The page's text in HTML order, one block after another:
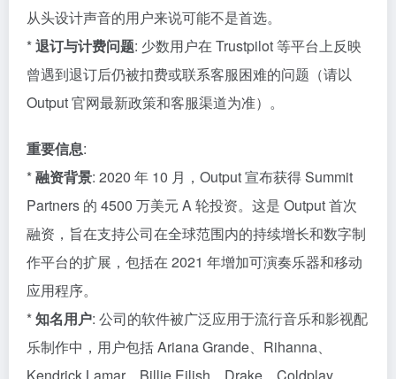
从头设计声音的用户来说可能不是首选。
*退订与计费问题: 少数用户在 Trustpilot 等平台上反映
曾遇到退订后仍被扣费或联系客服困难的问题（请以
Output 官网最新政策和客服渠道为准）。
重要信息:
*融资背景: 2020 年 10 月，Output 宣布获得 Summit
Partners 的 4500 万美元 A 轮投资。这是 Output 首次
融资，旨在支持公司在全球范围内的持续增长和数字制
作平台的扩展，包括在 2021 年增加可演奏乐器和移动
应用程序。
*知名用户: 公司的软件被广泛应用于流行音乐和影视配
乐制作中，用户包括 Ariana Grande、Rihanna、